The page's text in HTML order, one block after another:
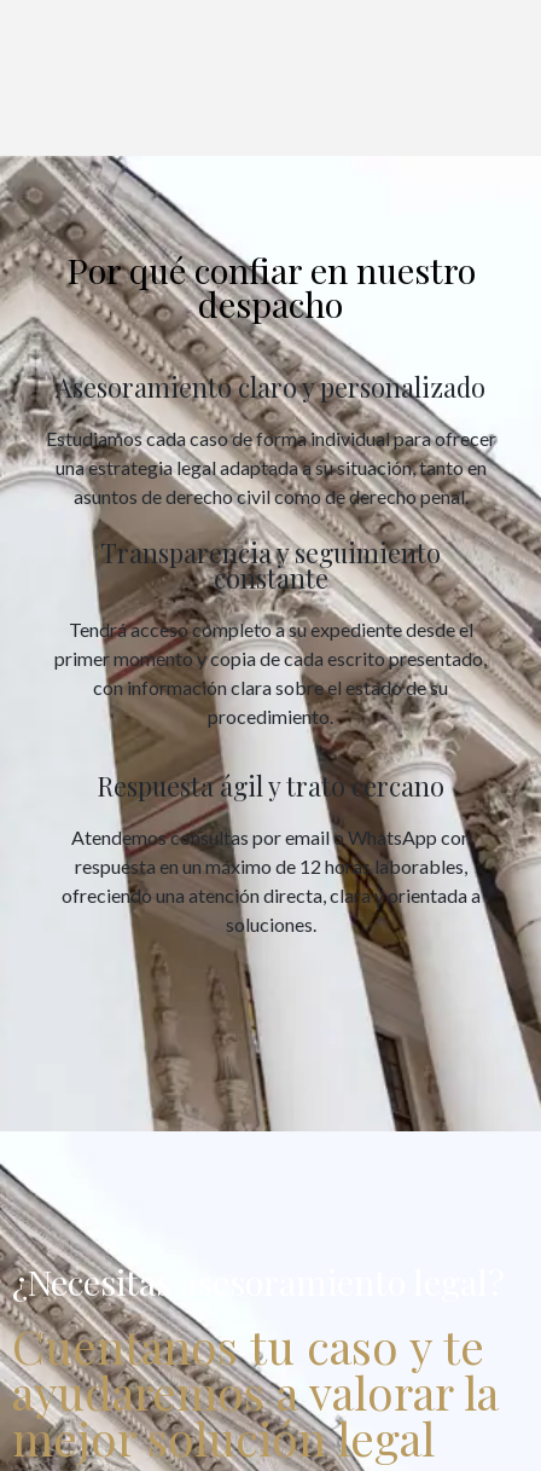
Por qué confiar en nuestro
despacho
Asesoramiento claro y personalizado
Estudiamos cada caso de forma individual para ofrecer
una estrategia legal adaptada a su situación, tanto en
asuntos de derecho civil como de derecho penal.
Transparencia y seguimiento
constante
Tendrá acceso completo a su expediente desde el
primer momento y copia de cada escrito presentado,
con información clara sobre el estado de su
procedimiento.
Respuesta ágil y trato cercano
Atendemos consultas por email o WhatsApp con
respuesta en un máximo de 12 horas laborables,
ofreciendo una atención directa, clara y orientada a
soluciones.
¿Necesitas asesoramiento legal?
Cuentanos tu caso y te
ayudaremos a valorar la
mejor solución legal